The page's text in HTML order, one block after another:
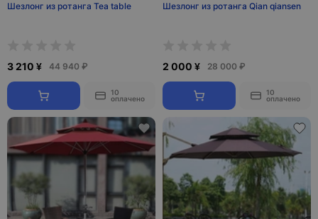
Шезлонг из ротанга Tea table
3 210 ¥ 44 940 ₽
10
оплачено
Шезлонг из ротанга Qian qiansen
2 000 ¥ 28 000 ₽
10
оплачено